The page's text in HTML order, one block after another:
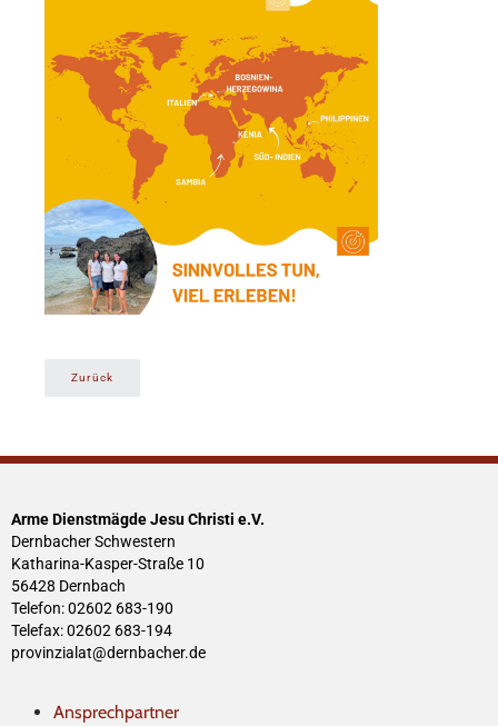
Zurück
Arme Dienstmägde Jesu Christi e.V.
Dernbacher Schwestern
Katharina-Kasper-Straße 10
56428 Dernbach
Telefon: 02602 683-190
Telefax: 02602 683-194
provinzialat@dernbacher.de
Ansprechpartner